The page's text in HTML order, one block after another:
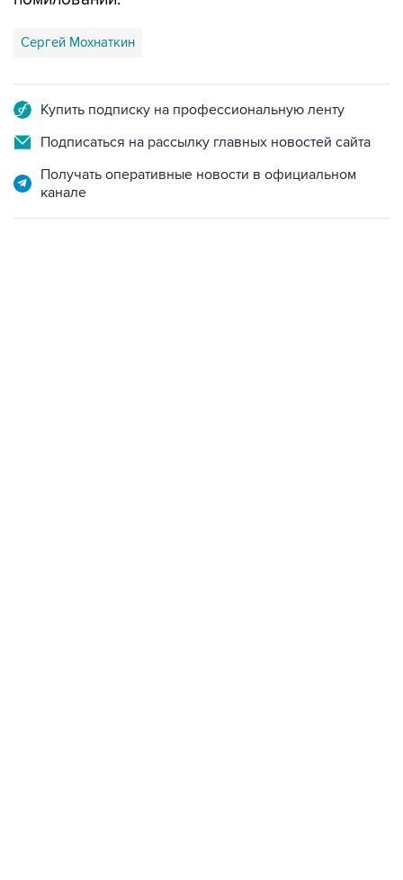
Сергей Мохнаткин
Купить подписку на профессиональную ленту
Подписаться на рассылку главных новостей сайта
Получать оперативные новости в официальном
канале